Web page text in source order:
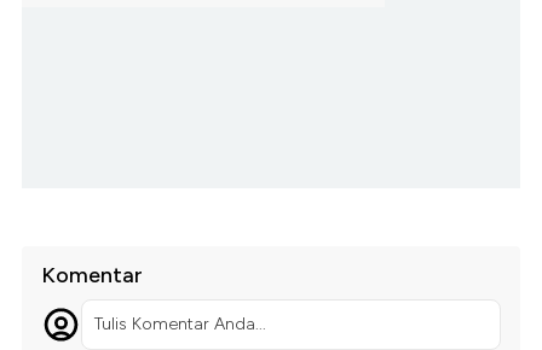
Komentar
Tulis Komentar Anda...